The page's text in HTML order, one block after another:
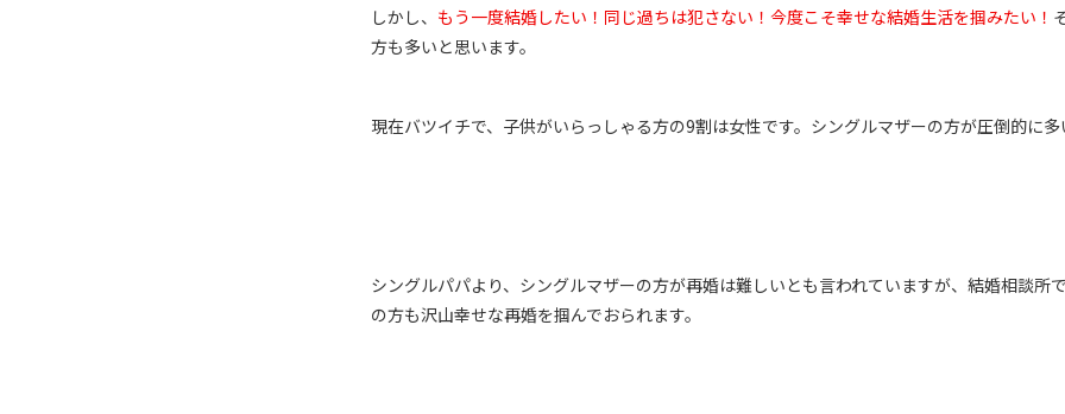
しかし、 もう一度結婚したい！同じ過ちは犯さない！今度こそ幸せな結婚生活を掴みたい！
方も多いと思います。
現在バツイチで、子供がいらっしゃる方の9割は女性です。シングルマザーの方が圧倒的に多
シングルパパより、シングルマザーの方が再婚は難しいとも言われていますが、結婚相談所
の方も沢山幸せな再婚を掴んでおられます。